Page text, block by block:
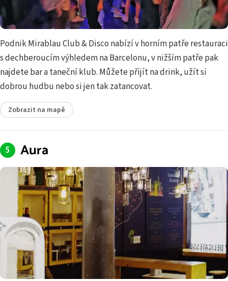
Podnik Mirablau Club & Disco nabízí v horním patře restauraci
s dechberoucím výhledem na Barcelonu, v nižším patře pak
najdete bar a taneční klub. Můžete přijít na drink, užít si
dobrou hudbu nebo si jen tak zatancovat.
Zobrazit na mapě
Aura